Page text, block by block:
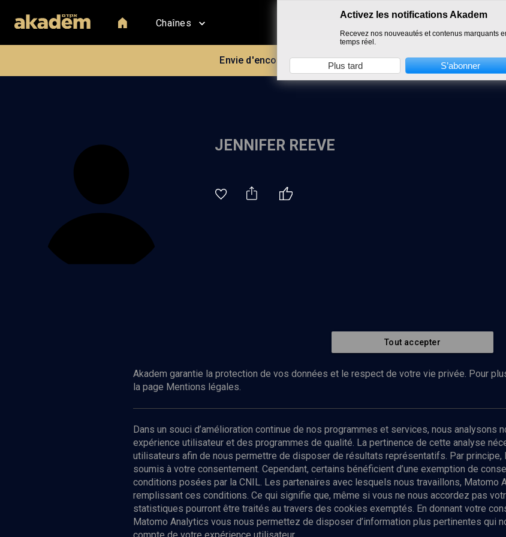
Chaînes
Envie d'encore plus d'AKADEM ? Découvrez les avantages d'un
JENNIFER REEVE
Abonnez-vous à notre newsletter
Tout accepter
Akadem garantie la protection de vos données et le respect de votre vie privée. Pour
la page Mentions légales.
Dans un souci d’amélioration continue de nos programmes et services, nous analysons
expérience utilisateur et des programmes de qualité. La pertinence de cette analyse
utilisateurs afin de nous permettre de disposer de résultats représentatifs. Par principe,
soumis à votre consentement. Cependant, certains bénéficient d’une exemption de
conditions posées par la CNIL. Les partenaires avec lesquels nous travaillons, Matomo
remplissant ces conditions. Ce qui signifie que, même si vous ne nous accordez pas
statistiques pourront être traités au travers des cookies exemptés. En donnant votre
Matomo Analytics vous nous permettez de disposer d’information plus pertinentes qui
Activez les notifications Akadem
Recevez nos nouveautés et contenus marquants
temps réel.
Plus tard S’abonner